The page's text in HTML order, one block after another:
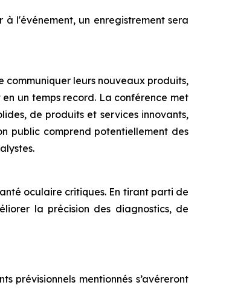
l'événement, un enregistrement sera
communiquer leurs nouveaux produits,
un temps record. La conférence met
de produits et services innovants,
public comprend potentiellement des
oculaire critiques. En tirant parti de
la précision des diagnostics, de
prévisionnels mentionnés s’avéreront